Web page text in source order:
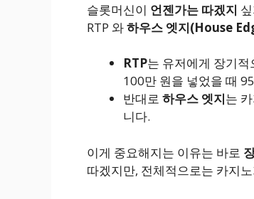
슬롯머신이 언젠가는 따겠지
RTP 와하우스 엣지(House
RTP는 유저에게 장기
100만 원을 넣었을 때
반대로 하우스 엣지는
니다.
이게 중요해지는 이유는 바로
따겠지만, 전체적으로는 카지